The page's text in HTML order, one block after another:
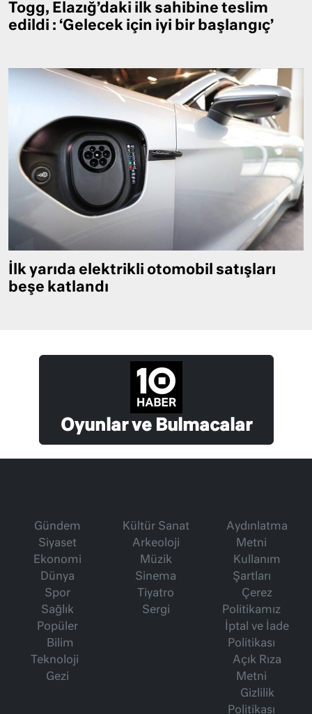
Togg, Elazığ’daki ilk sahibine teslim
edildi : ‘Gelecek için iyi bir başlangıç’
İlk yarıda elektrikli otomobil satışları
beşe katlandı
Oyunlar ve Bulmacalar
Gündem
Siyaset
Ekonomi
Dünya
Spor
Sağlık
Popüler
Bilim
Teknoloji
Gezi
Kültür Sanat
Arkeoloji
Müzik
Sinema
Tiyatro
Sergi
Aydınlatma
Metni
Kullanım
Şartları
Çerez
Politikamız
İptal ve İade
Politikası
Açık Rıza
Metni
Gizlilik
Politikası